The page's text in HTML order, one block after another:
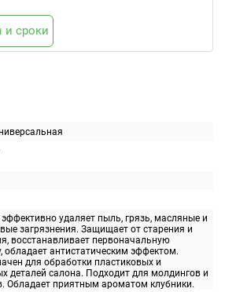
удаляет пыль, грязь, масляные и
загрязнения. Защищает от старения и
восстанавливает первоначальную
обладает антистатическим эффектом.
для обработки пластиковых и
деталей салона. Подходит для молдингов и
Обладает приятным ароматом клубники.
и сроки